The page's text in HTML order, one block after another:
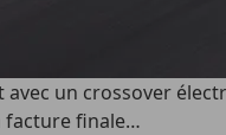
un crossover
facture finale…